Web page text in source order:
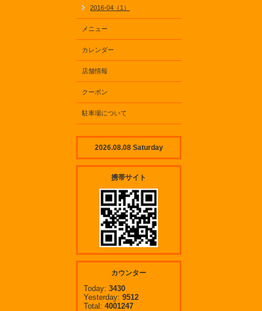
2016-04（1）
メニュー
カレンダー
店舗情報
クーポン
駐車場について
2026.08.08 Saturday
携帯サイト
カウンター
Today: 3430
Yesterday: 9512
Total: 4001247